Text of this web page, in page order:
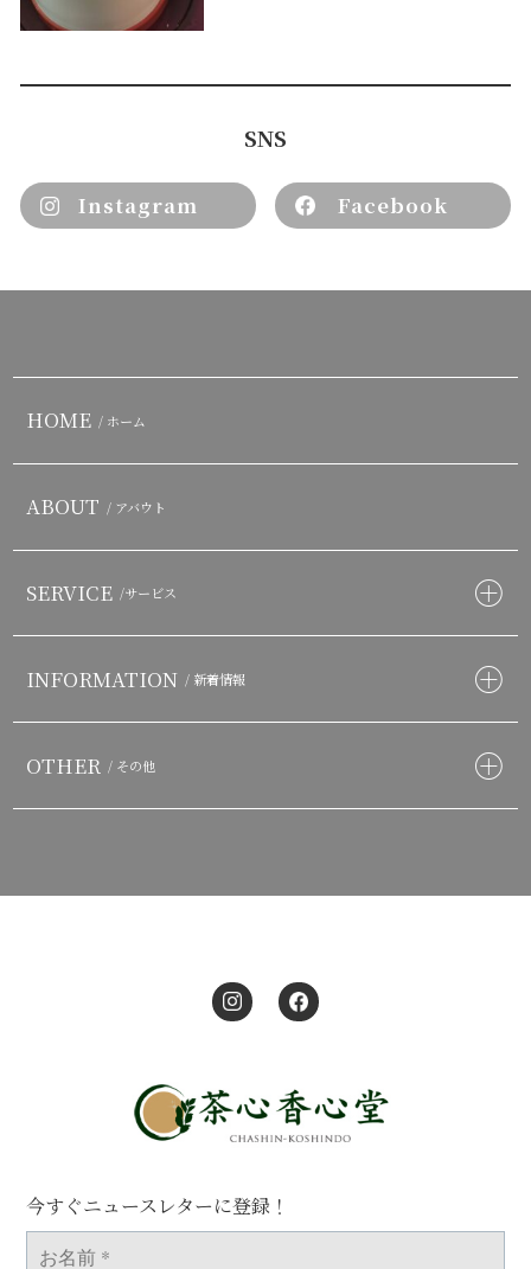
SNS
Instagram Facebook
HOME / ホーム
ABOUT / アバウト
SERVICE /サービス
INFORMATION / 新着情報
OTHER / その他
今すぐニュースレターに登録！
お